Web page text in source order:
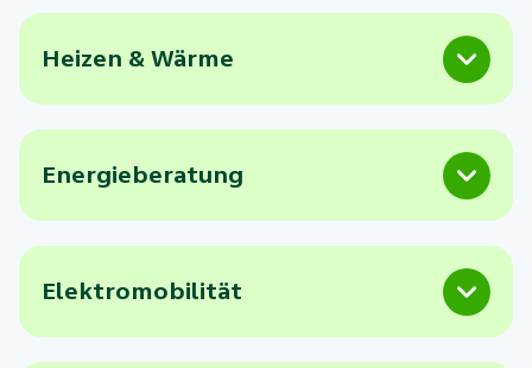
Heizen & Wärme
Energieberatung
Elektromobilität